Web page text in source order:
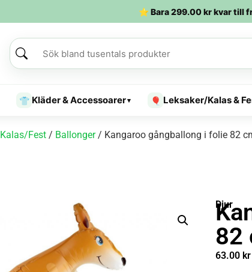
⭐ Bara299.00krkvar till
👕 Kläder & Accessoarer▾ 🎈 Leksaker/Kalas &
Kalas/Fest / Ballonger/ Kangaroo gångballong i folie 82
Djur
82
63.00 kr